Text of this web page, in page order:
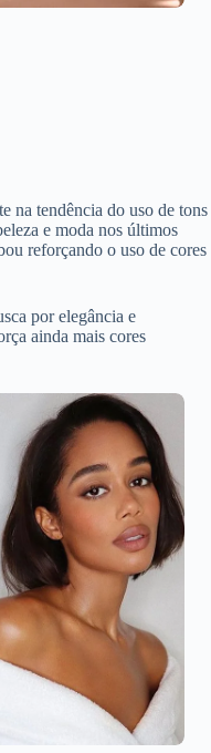
na tendência do uso de tons
e moda nos últimos
reforçando o uso de cores
por elegância e
ainda mais cores